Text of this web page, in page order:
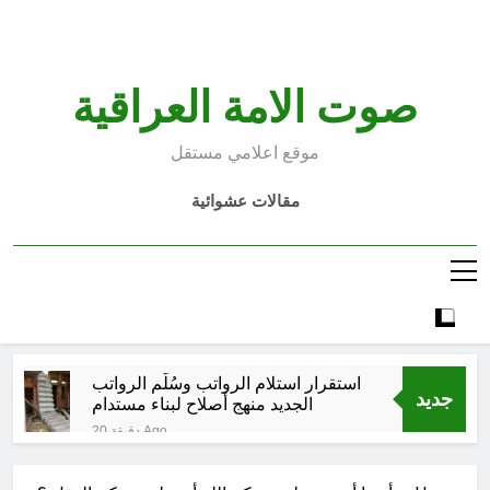
صوت الامة العراقية
موقع اعلامي مستقل
مقالات عشوائية
جديد
استقرار استلام الرواتب وسُلَّم الرواتب
الجديد منهج أصلاح لبناء مستدام
20 دقيقة Ago